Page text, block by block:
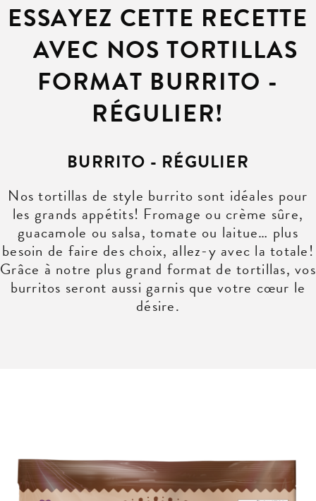
ESSAYEZ CETTE RECETTE
AVEC NOS TORTILLAS
FORMAT BURRITO -
RÉGULIER!
BURRITO - RÉGULIER
Nos tortillas de style burrito sont idéales pour
les grands appétits! Fromage ou crème sûre,
guacamole ou salsa, tomate ou laitue… plus
besoin de faire des choix, allez-y avec la totale!
Grâce à notre plus grand format de tortillas, vos
burritos seront aussi garnis que votre cœur le
désire.